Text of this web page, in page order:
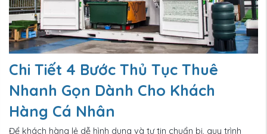
Chi Tiết 4 Bước Thủ Tục Thuê
Nhanh Gọn Dành Cho Khách
Hàng Cá Nhân
Để khách hàng lẻ dễ hình dung và tự tin chuẩn bị, quy trình